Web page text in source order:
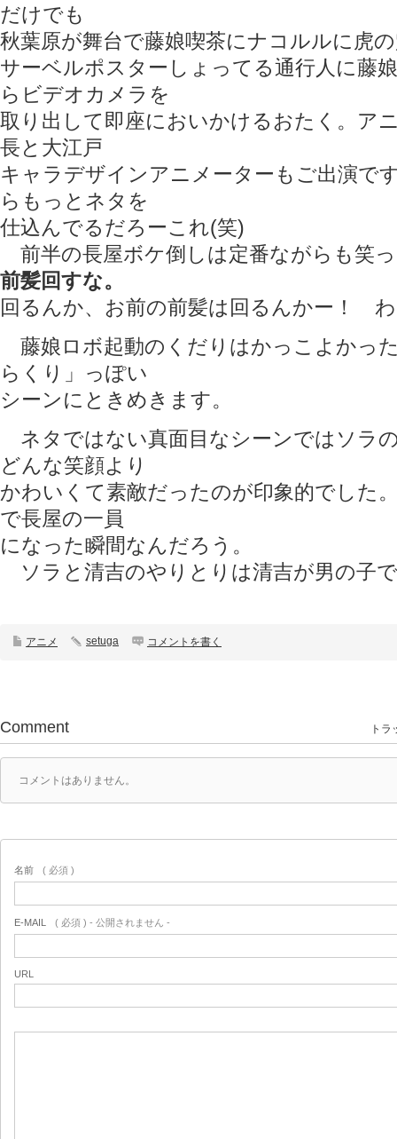
だけでも
秋葉原が舞台で藤娘喫茶にナコルルに虎
サーベルポスターしょってる通行人に藤
らビデオカメラを
取り出して即座においかけるおたく。ア
長と大江戸
キャラデザインアニメーターもご出演で
らもっとネタを
仕込んでるだろーこれ(笑)
前半の長屋ボケ倒しは定番ながらも笑
前髪回すな。
回るんか、お前の前髪は回るんかー！
藤娘ロボ起動のくだりはかっこよかっ
らくり」っぽい
シーンにときめきます。
ネタではない真面目なシーンではソラ
どんな笑顔より
かわいくて素敵だったのが印象的でした
で長屋の一員
になった瞬間なんだろう。
ソラと清吉のやりとりは清吉が男の子
アニメ setuga コメントを書く
Comment トラ
コメントはありません。
名前 ( 必須 )
E-MAIL ( 必須 ) - 公開されません -
URL